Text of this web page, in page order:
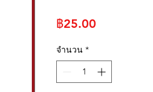
฿25.00
จำนวน *